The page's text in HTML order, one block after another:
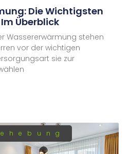
Die Wichtigsten
Überblick
Wassererwärmung stehen
vor der wichtigen
sie zur